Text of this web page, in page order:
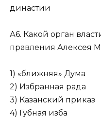
династии
А6. Какой орган
правления Алексея
1) «ближняя» Дума
2) Избранная рада
3) Казанский приказ
4) Губная изба